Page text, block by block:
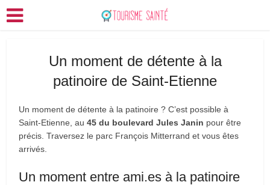
Un moment de détente à la
patinoire de Saint-Etienne
Un moment de détente à la patinoire ? C’est possible à
Saint-Etienne, au45 du boulevard Jules Janin pour être
précis. Traversez le parc François Mitterrand et vous êtes
arrivés.
Un moment entre ami.es à la patinoire